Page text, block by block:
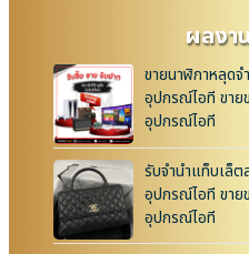
ผลงา
ขายนาฬิกาหลุดจ
อุปกรณ์ไอที ขาย
อุปกรณ์ไอที
รับจำนำแท็บเล็ต
อุปกรณ์ไอที ขาย
อุปกรณ์ไอที